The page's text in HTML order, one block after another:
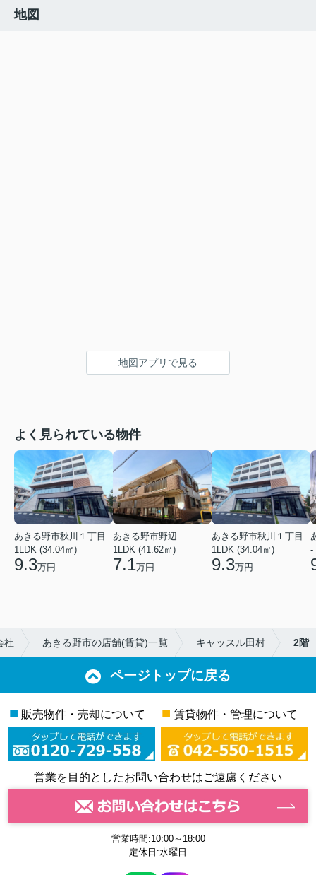
地図
地図アプリで見る
よく見られている物件
あきる野市秋川１丁目
1LDK (34.04㎡)
9.3万円
あきる野市野辺
1LDK (41.62㎡)
7.1万円
あきる野市秋川１丁目
1LDK (34.04㎡)
9.3万円
-
社 あきる野市の店舗(賃貸)一覧 キャッスル田村 2階
ページトップに戻る
■ 販売物件・売却について ■ 賃貸物件・管理について
営業を目的としたお問い合わせはご遠慮ください
営業時間:10:00～18:00
定休日:水曜日